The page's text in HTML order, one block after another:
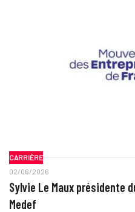
CARRIÈRE
02/06/2026
Sylvie Le Maux présidente
Medef